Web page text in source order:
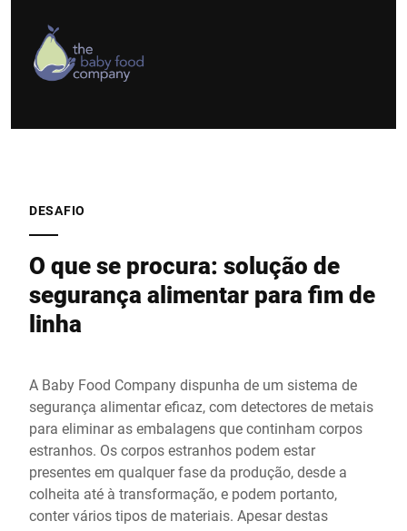
DESAFIO
O que se procura: solução de
segurança alimentar para fim de
linha
A Baby Food Company dispunha de um sistema de
segurança alimentar eficaz, com detectores de metais
para eliminar as embalagens que continham corpos
estranhos. Os corpos estranhos podem estar
presentes em qualquer fase da produção, desde a
colheita até à transformação, e podem portanto,
conter vários tipos de materiais. Apesar destas